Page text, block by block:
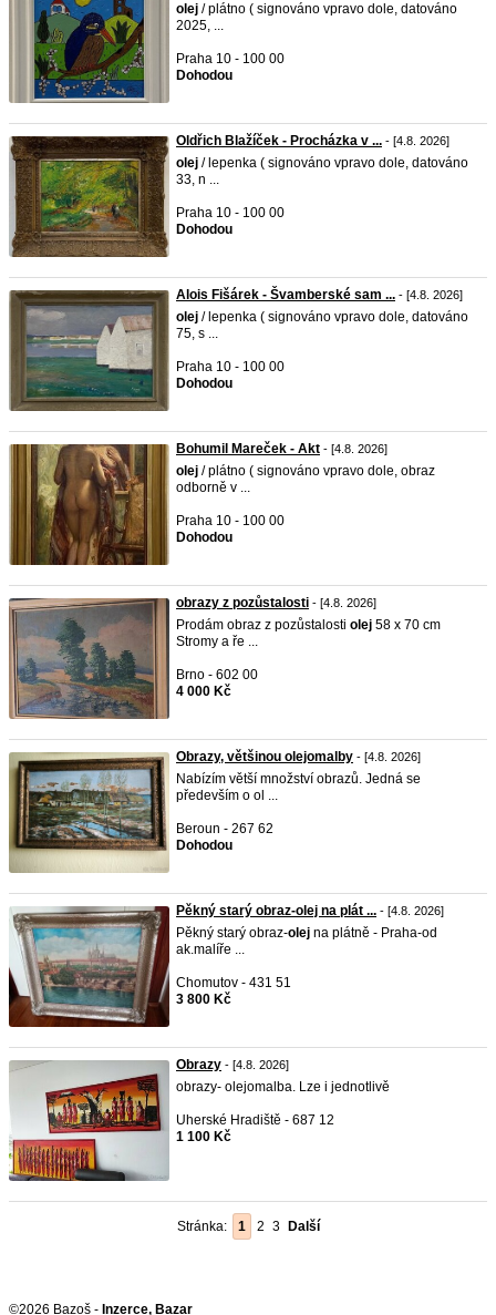
olej / plátno ( signováno vpravo dole, datováno
2025, ...
Praha 10 - 100 00
Dohodou
Oldřich Blažíček - Procházka v ... - [4.8. 2026]
olej / lepenka ( signováno vpravo dole, datováno
33, n ...
Praha 10 - 100 00
Dohodou
Alois Fišárek - Švamberské sam ... - [4.8. 2026]
olej / lepenka ( signováno vpravo dole, datováno
75, s ...
Praha 10 - 100 00
Dohodou
Bohumil Mareček - Akt - [4.8. 2026]
olej / plátno ( signováno vpravo dole, obraz
odborně v ...
Praha 10 - 100 00
Dohodou
obrazy z pozůstalosti - [4.8. 2026]
Prodám obraz z pozůstalosti olej 58 x 70 cm
Stromy a ře ...
Brno - 602 00
4 000 Kč
Obrazy, většinou olejomalby - [4.8. 2026]
Nabízím větší množství obrazů. Jedná se
především o ol ...
Beroun - 267 62
Dohodou
Pěkný starý obraz-olej na plát ... - [4.8. 2026]
Pěkný starý obraz-olej na plátně - Praha-od
ak.malíře ...
Chomutov - 431 51
3 800 Kč
Obrazy - [4.8. 2026]
obrazy- olejomalba. Lze i jednotlivě
Uherské Hradiště - 687 12
1 100 Kč
Stránka: 1 2 3 Další
©2026 Bazoš - Inzerce, Bazar